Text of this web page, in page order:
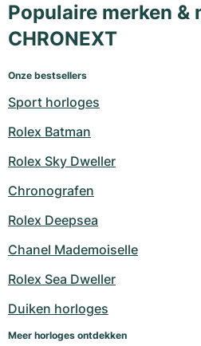
Populaire merken &
CHRONEXT
Onze bestsellers
Sport horloges
Rolex Batman
Rolex Sky Dweller
Chronografen
Rolex Deepsea
Chanel Mademoiselle
Rolex Sea Dweller
Duiken horloges
Meer horloges ontdekken